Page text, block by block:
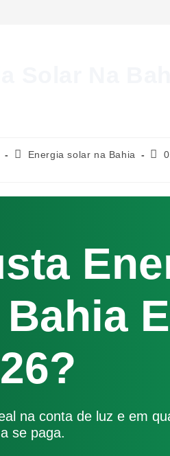
Energia solar na Bahia
na conta de luz e em
se paga.